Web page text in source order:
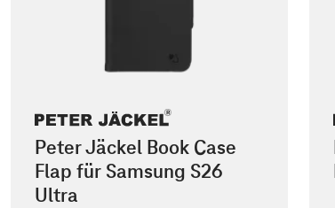
Peter Jäckel Book Case
Flap für Samsung S26
Ultra